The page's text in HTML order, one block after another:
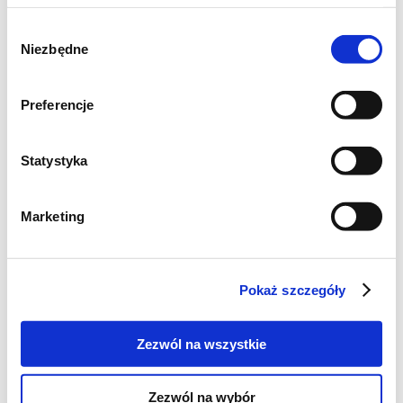
zgody
Niezbędne
Preferencje
Statystyka
Marketing
Pokaż szczegóły
Zezwól na wszystkie
Zezwól na wybór